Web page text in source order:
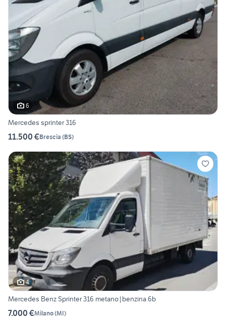
6
Mercedes sprinter 316
11.500 €Brescia (BS)
4
Mercedes Benz Sprinter 316 metano|benzina 6b
7.000 €Milano(MI)